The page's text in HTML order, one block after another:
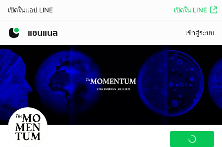
เปิดในแอป LINE เปิดใน LINE
แชนแนล เข้าสู่ระบบ